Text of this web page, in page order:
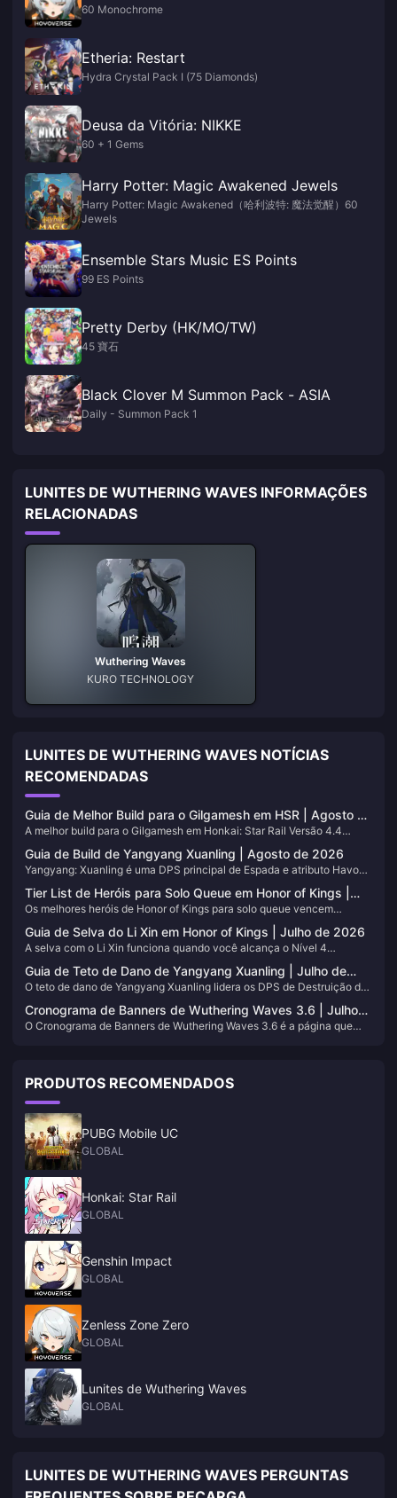
60 Monochrome
Etheria: Restart
Hydra Crystal Pack I (75 Diamonds)
Deusa da Vitória: NIKKE
60 + 1 Gems
Harry Potter: Magic Awakened Jewels
Harry Potter: Magic Awakened（哈利波特: 魔法觉醒）60
Jewels
Ensemble Stars Music ES Points
99 ES Points
Pretty Derby (HK/MO/TW)
45 寶石
Black Clover M Summon Pack - ASIA
Daily - Summon Pack 1
LUNITES DE WUTHERING WAVES INFORMAÇÕES
RELACIONADAS
Wuthering Waves
KURO TECHNOLOGY
LUNITES DE WUTHERING WAVES NOTÍCIAS
RECOMENDADAS
Guia de Melhor Build para o Gilgamesh em HSR | Agosto de
2026
A melhor build para o Gilgamesh em Honkai: Star Rail Versão 4.4
consolida-se com relíquias de Gênio ou Acadêmico, ornamentos
planares Cósmicos e uma composição de duplo DPS com a Saber.
Esta página lista relíquias, Cones de Luz, equipes e a rotação para que
você possa utilizá-lo no mesmo dia em que o resgatar. As tabelas são
atualizadas conforme o meta muda; mantenha esta aba salva para o
Messes do Conhecimento (MoC) e Sombra Apocalíptica.
Guia de Build de Yangyang Xuanling | Agosto de 2026
Yangyang: Xuanling é uma DPS principal de Espada e atributo Havoc
(Devastação) de 5 estrelas em Wuthering Waves 3.5. Este guia de
build de Yangyang Xuanling cobre as armas, Echos (Eco), equipes e
rotação que maximizam o potencial de dano de Ataque Pesado dela.
Manteremos esta página atualizada conforme o meta da versão 3.5
evoluir, então adicione-a aos favoritos para acompanhar futuras
mudanças nas opções de farming de Echos ou equipes.
Tier List de Heróis para Solo Queue em Honor of Kings |
Julho de 2026
Os melhores heróis de Honor of Kings para solo queue vencem
partidas quando aliados aleatórios ignoram todos os pings. Esta
página classifica 15 carries confiáveis em todas as cinco rotas e se
mantém atualizada conforme o meta muda.
Guia de Selva do Li Xin em Honor of Kings | Julho de 2026
A selva com o Li Xin funciona quando você alcança o Nível 4
rapidamente, alterna entre as formas de Luz e Trevas de propósito e
converte o ouro dos campos da selva em pressão na rota. Esta página
aborda a rota de selva de julho de 2026, a ordem dos itens, as funções
das formas e os hábitos para partidas ranqueadas. Nós a atualizamos
sempre que há mudanças de patch.
Guia de Teto de Dano de Yangyang Xuanling | Julho de
2026
O teto de dano de Yangyang Xuanling lidera os DPS de Destruição da
Versão 3.5 em andares de Calamidade da Destruição e conclusões de
Ermos Lamentosos. Guarde esta página nos favoritos; atualizamos as
tabelas quando os modificadores da Torre mudam.
Cronograma de Banners de Wuthering Waves 3.6 | Julho
de 2026
O Cronograma de Banners de Wuthering Waves 3.6 é a página que
vida (QoL) assim que os fóruns de beta e a transmissão ao vivo da
PRODUTOS RECOMENDADOS
PUBG Mobile UC
GLOBAL
Honkai: Star Rail
GLOBAL
Genshin Impact
GLOBAL
Zenless Zone Zero
GLOBAL
Lunites de Wuthering Waves
GLOBAL
LUNITES DE WUTHERING WAVES PERGUNTAS